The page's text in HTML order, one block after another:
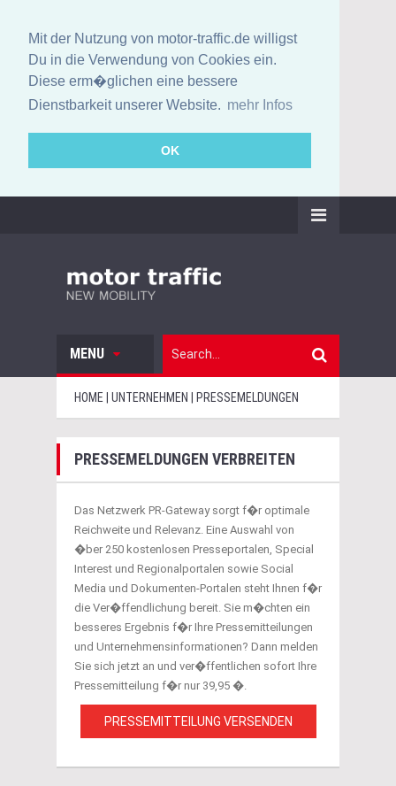
Mit der Nutzung von motor-traffic.de willigst
Du in die Verwendung von Cookies ein.
Diese erm�glichen eine bessere
Dienstbarkeit unserer Website. mehr Infos
OK
MENU
HOME | UNTERNEHMEN | PRESSEMELDUNGEN
PRESSEMELDUNGEN VERBREITEN
Das Netzwerk PR-Gateway sorgt f�r optimale
Reichweite und Relevanz. Eine Auswahl von
�ber 250 kostenlosen Presseportalen, Special
Interest und Regionalportalen sowie Social
Media und Dokumenten-Portalen steht Ihnen f�r
die Ver�ffendlichung bereit. Sie m�chten ein
besseres Ergebnis f�r Ihre Pressemitteilungen
und Unternehmensinformationen? Dann melden
Sie sich jetzt an und ver�ffentlichen sofort Ihre
Pressemitteilung f�r nur 39,95 �.
PRESSEMITTEILUNG VERSENDEN